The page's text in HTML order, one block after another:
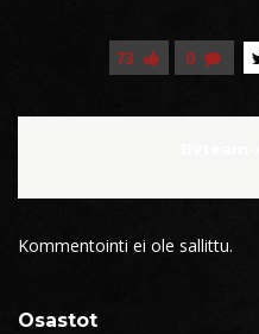
73 0
Kommentointi ei ole sallittu.
Osastot